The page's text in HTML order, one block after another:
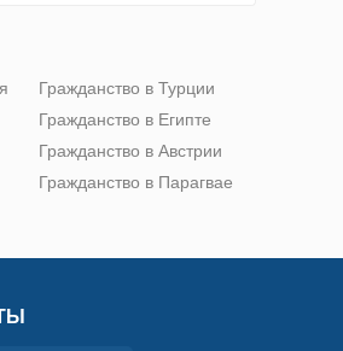
Гражданство в Турции
Гражданство в Египте
Гражданство в Австрии
Гражданство в Парагвае